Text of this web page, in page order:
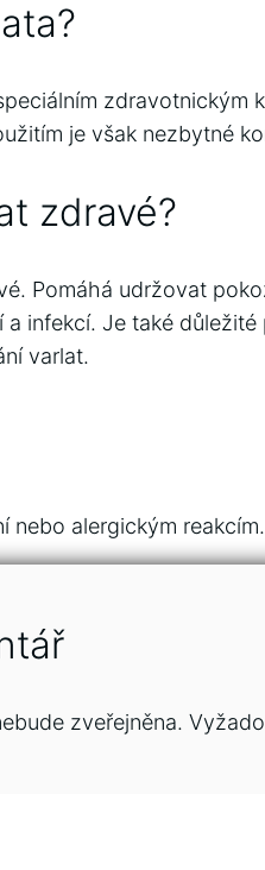
zdravotnickým
je však nezbytné
zdravé?
Pomáhá udržovat
a infekcí. Je také
varlat.
nebo alergickým reakcím.
zveřejněna.